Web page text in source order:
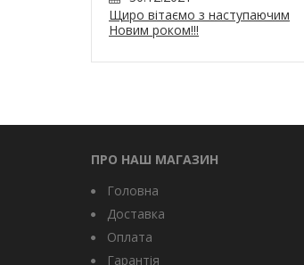
Щиро вітаємо з наступаючим
Новим роком!!!
ПРО НАШ МАГАЗИН
Головна
Доставка
Оплата
Гарантія